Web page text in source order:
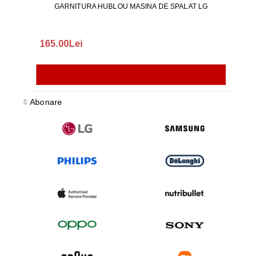
GARNITURA HUBLOU MASINA DE SPALAT LG
165.00Lei
Abonare